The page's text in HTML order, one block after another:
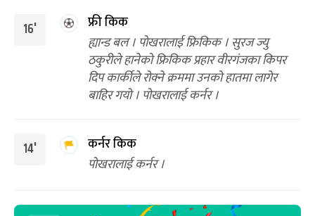
16'
फ्री किक
ह्यान्ड बल । पोखरालाई फ्रिकिक । सुरज ज्यु
ठकुरीले हानेको फ्रिकिक प्रहार वीरगंजका किपर
दिप कार्कीले रोक्ने क्रममा उनको हातमा लागेर
बाहिर गयो । पोखरालाई कर्नर ।
14'
कर्नर किक
पोखरालाई कर्नर ।